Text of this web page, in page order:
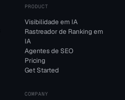
PRODUCT
Visibilidade em IA
Rastreador de Ranking em
IA
Agentes de SEO
Pricing
Get Started
COMPANY